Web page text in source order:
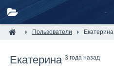
Пользователи Екатерина
Екатерина 3 года назад